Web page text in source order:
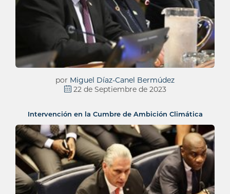
por Miguel Díaz-Canel Bermúdez
22 de Septiembre de 2023
Intervención en la Cumbre de Ambición Climática